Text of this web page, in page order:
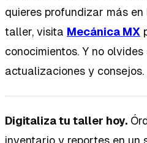
quieres profundizar más
taller, visita Mecánica MX
conocimientos. Y no
actualizaciones y consejos.
Digitaliza tu taller hoy.
inventario y reportes en un